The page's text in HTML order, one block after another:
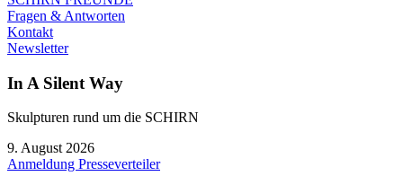
Fragen & Antworten
Kontakt
Newsletter
In A Silent Way
Skulpturen rund um die SCHIRN
9. August 2026
Anmeldung Presseverteiler